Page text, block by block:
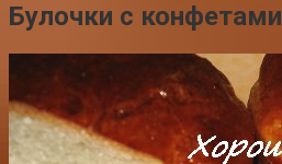
Булочки с конфетами